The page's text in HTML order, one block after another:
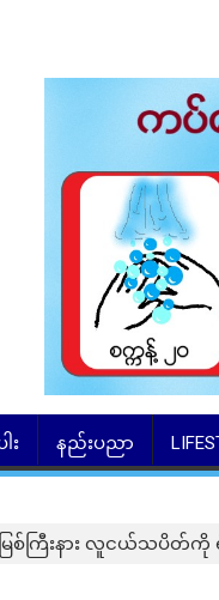
း နည်းပညာ
မြစ်ကြီးနား လူငယ်သပိတ်ကို